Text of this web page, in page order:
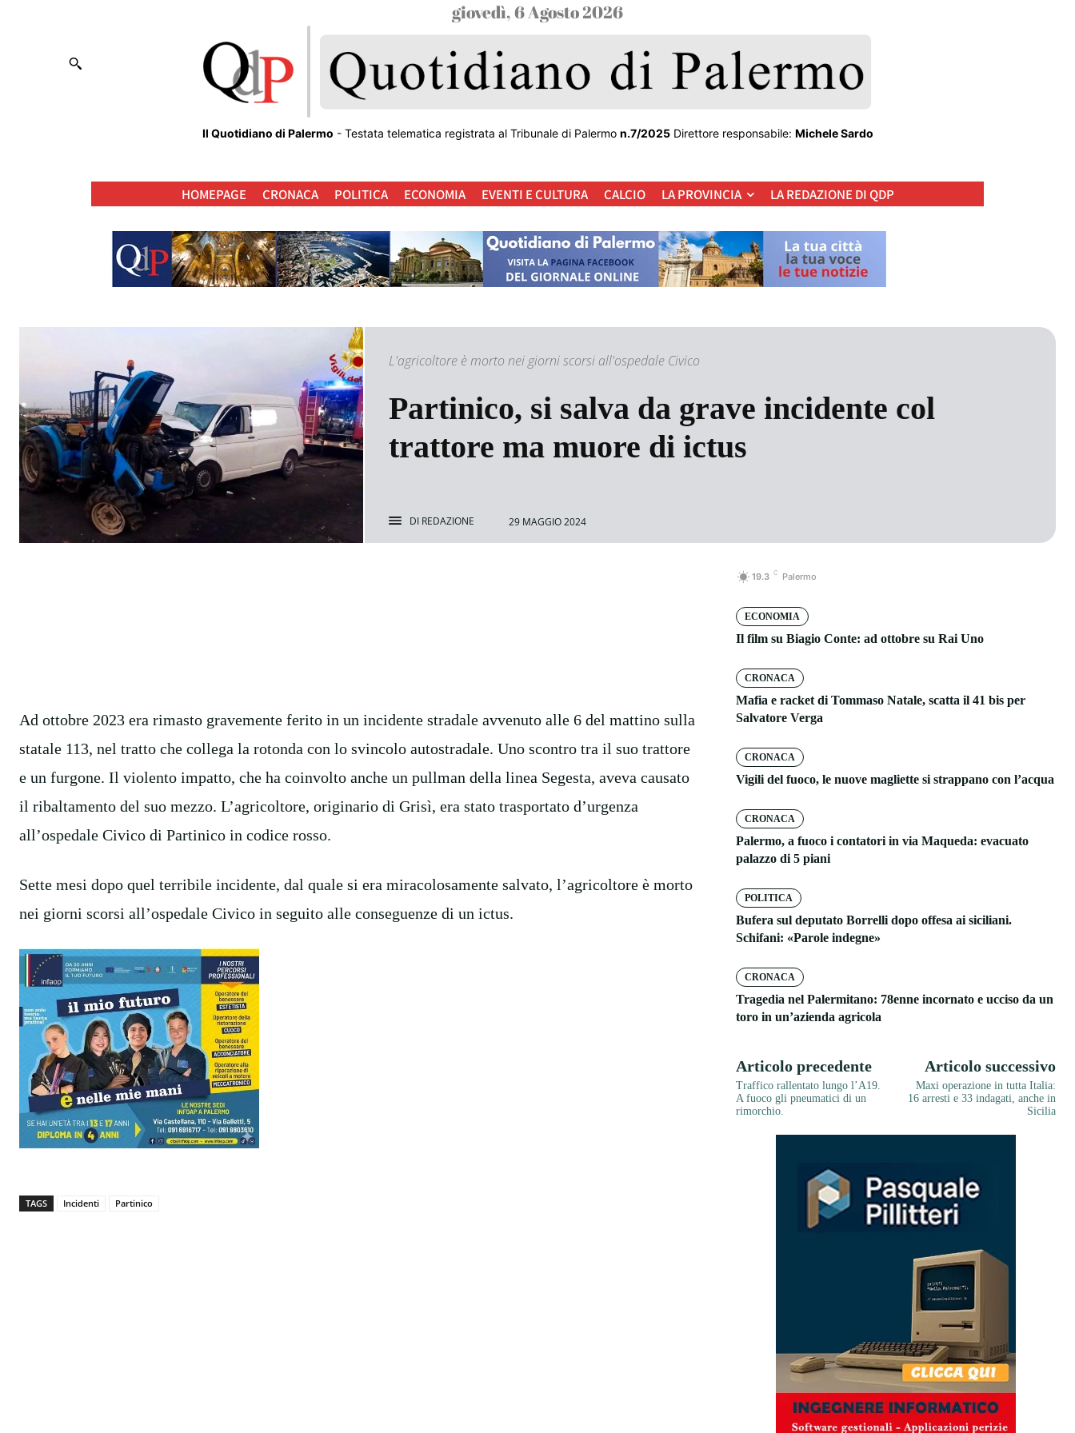
giovedì, 6 Agosto 2026
Il Quotidiano di Palermo - Testata telematica registrata al Tribunale di Palermo n.7/2025Direttore responsabile: Michele Sardo
HOMEPAGE CRONACA POLITICA ECONOMIA EVENTI E CULTURA CALCIO LA PROVINCIA LA REDAZIONE DI QDP
L'agricoltore è morto nei giorni scorsi all'ospedale Civico
Partinico, si salva da grave incidente col
trattore ma muore di ictus
DI REDAZIONE 29 MAGGIO 2024
Ad ottobre 2023 era rimasto gravemente ferito in un incidente stradale avvenuto alle 6 del mattino sulla
statale 113, nel tratto che collega la rotonda con lo svincolo autostradale. Uno scontro tra il suo trattore
e un furgone. Il violento impatto, che ha coinvolto anche un pullman della linea Segesta, aveva causato
il ribaltamento del suo mezzo. L’agricoltore, originario di Grisì, era stato trasportato d’urgenza
all’ospedale Civico di Partinico in codice rosso.
Sette mesi dopo quel terribile incidente, dal quale si era miracolosamente salvato, l’agricoltore è morto
nei giorni scorsi all’ospedale Civico in seguito alle conseguenze di un ictus.
TAGS Incidenti Partinico
19.3 C Palermo
ECONOMIA
Il film su Biagio Conte: ad ottobre su Rai Uno
CRONACA
Mafia e racket di Tommaso Natale, scatta il 41 bis per
Salvatore Verga
CRONACA
Vigili del fuoco, le nuove magliette si strappano con l’acqua
CRONACA
Palermo, a fuoco i contatori in via Maqueda: evacuato
palazzo di 5 piani
POLITICA
Bufera sul deputato Borrelli dopo offesa ai siciliani.
Schifani: «Parole indegne»
CRONACA
Tragedia nel Palermitano: 78enne incornato e ucciso da un
toro in un’azienda agricola
Articolo precedente
Traffico rallentato lungo l’A19.
A fuoco gli pneumatici di un
rimorchio.
Articolo successivo
Maxi operazione in tutta Italia:
16 arresti e 33 indagati, anche in
Sicilia